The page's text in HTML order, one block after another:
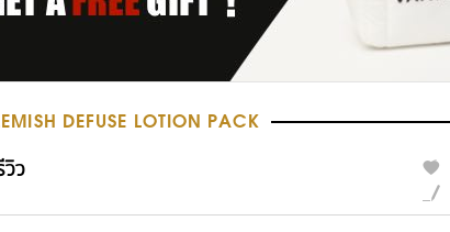
DEFUSE LOTION PACK
ว